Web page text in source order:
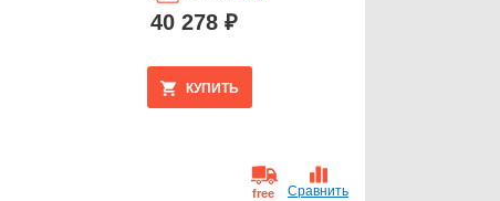
Сравнить
КУПИТЬ
40 278 ₽
free